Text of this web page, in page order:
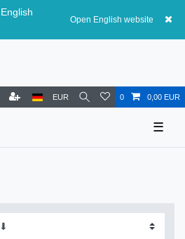
Open English website
EUR 0 0,00 EUR
☰